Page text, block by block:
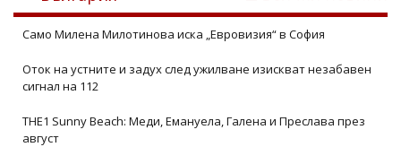
Само Милена Милотинова иска „Евровизия“ в София
Оток на устните и задух след ужилване изискват незабавен
сигнал на 112
THE1 Sunny Beach: Меди, Емануела, Галена и Преслава през
август